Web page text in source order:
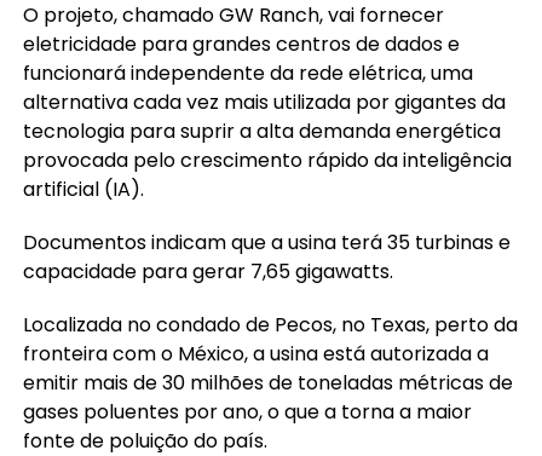
O projeto, chamado GW Ranch, vai fornecer
eletricidade para grandes centros de dados e
funcionará independente da rede elétrica, uma
alternativa cada vez mais utilizada por gigantes da
tecnologia para suprir a alta demanda energética
provocada pelo crescimento rápido da inteligência
artificial (IA).
Documentos indicam que a usina terá 35 turbinas e
capacidade para gerar 7,65 gigawatts.
Localizada no condado de Pecos, no Texas, perto da
fronteira com o México, a usina está autorizada a
emitir mais de 30 milhões de toneladas métricas de
gases poluentes por ano, o que a torna a maior
fonte de poluição do país.